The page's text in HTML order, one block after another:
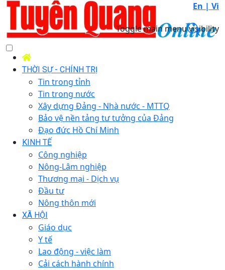
En | Vi
Toggle main menu visibility
THỜI SỰ - CHÍNH TRỊ
Tin trong tỉnh
Tin trong nước
Xây dựng Đảng - Nhà nước - MTTQ
Bảo vệ nền tảng tư tưởng của Đảng
Đạo đức Hồ Chí Minh
KINH TẾ
Công nghiệp
Nông-Lâm nghiệp
Thương mại - Dịch vụ
Đầu tư
Nông thôn mới
XÃ HỘI
Giáo dục
Y tế
Lao động - việc làm
Cải cách hành chính